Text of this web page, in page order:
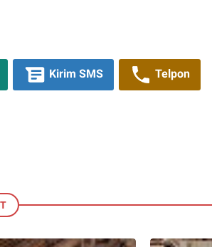
Kirim SMS Telpon